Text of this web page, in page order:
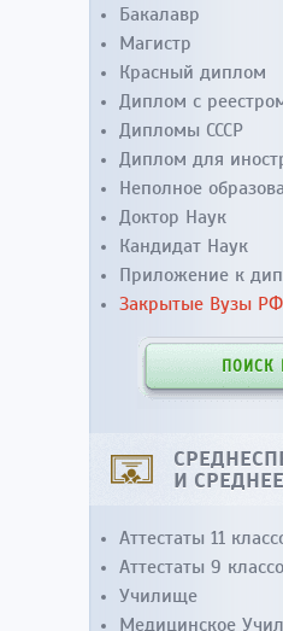
Бакалавр
Магистр
Красный диплом
Диплом с
Дипломы СССР
Диплом для
Неполное
Доктор Наук
Кандидат Наук
Приложение к
Закрытые Вузы РФ
ПОИСК
И
Аттестаты 11
Аттестаты 9
Училище
Медицинское